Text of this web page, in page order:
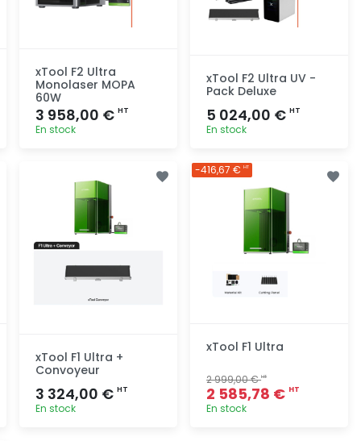
xTool F2 Ultra
Monolaser MOPA
60W
3 958,00 €HT
En stock
rapide
xTool F2 Ultra UV -
Pack Deluxe
5 024,00 €HT
En stock
xTool F1 Ultra +
Convoyeur
3 324,00 €HT
En stock
xTool F1 Ultra
2 999,00 €HT
2 585,78 € HT
En stock
-416,67 €HT